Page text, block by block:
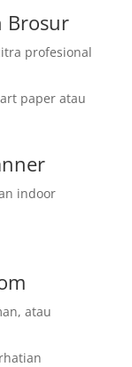
Brosur
profesional
paper atau
indoor
atau